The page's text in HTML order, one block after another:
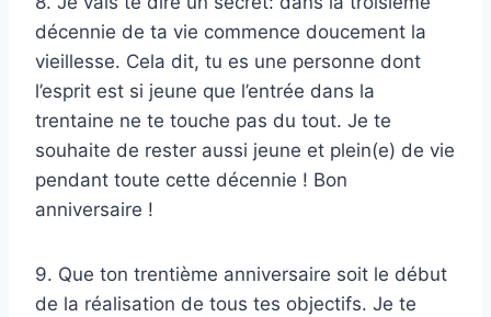
décennie de ta vie commence doucement la
vieillesse. Cela dit, tu es une personne dont
l’esprit est si jeune que l’entrée dans la
trentaine ne te touche pas du tout. Je te
souhaite de rester aussi jeune et plein(e) de vie
pendant toute cette décennie ! Bon
anniversaire !
9. Que ton trentième anniversaire soit le début
de la réalisation de tous tes objectifs. Je te